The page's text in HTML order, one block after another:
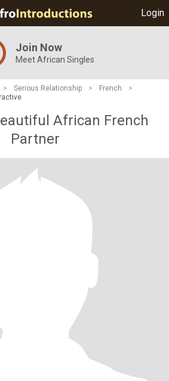
Login
Join Now
Meet African Singles
> Serious Relationship > French
>
African French
Partner